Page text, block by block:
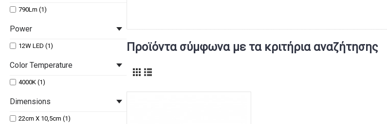
790Lm (1)
Power
12W LED (1)
Color Temperature
4000K (1)
Dimensions
22cm X 10,5cm (1)
Προϊόντα σύμφωνα με τα κριτήρια αναζήτησης